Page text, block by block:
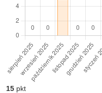
15 pkt